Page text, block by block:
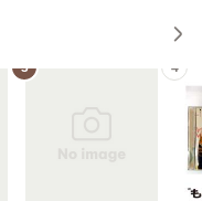
3 4